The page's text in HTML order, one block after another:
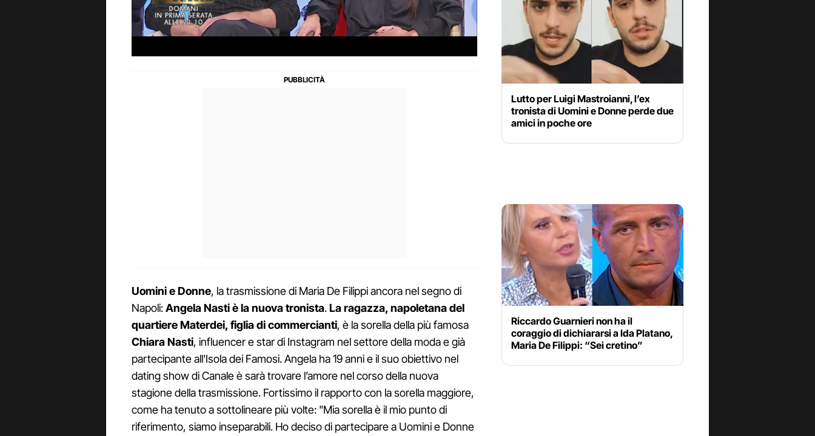
Uomini e Donne, la trasmissione di Maria De Filippi ancora nel segno di
Napoli:Angela Nasti è la nuova tronista.La ragazza, napoletana del
quartiere Materdei, figlia di commercianti, è la sorella della più famosa
Chiara Nasti, influencer e star di Instagram nel settore della moda e già
partecipante all'Isola dei Famosi. Angela ha 19 anni e il suo obiettivo nel
dating show di Canale è sarà trovare l’amore nel corso della nuova
stagione della trasmissione. Fortissimo il rapporto con la sorella maggiore,
come ha tenuto a sottolineare più volte: "Mia sorella è il mio punto di
riferimento, siamo inseparabili. Ho deciso di partecipare a Uomini e Donne
Lutto per Luigi Mastroianni, l’ex
tronista di Uomini e Donne perde due
amici in poche ore
Riccardo Guarnieri non ha il
coraggio di dichiararsi a Ida Platano,
Maria De Filippi: “Sei cretino”